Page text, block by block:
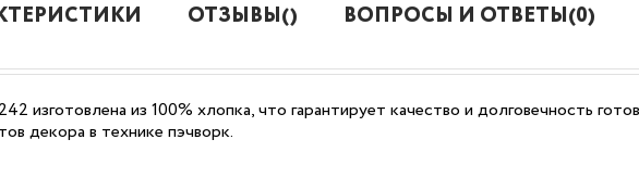
ОТЗЫВЫ() ВОПРОСЫ И ОТВЕТЫ(0)
изготовлена из 100% хлопка, что гарантирует качество и долговечность
декора в технике пэчворк.